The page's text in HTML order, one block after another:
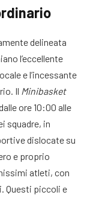
delineata
l’eccellente
e l’incessante
Il Minibasket
ore 10:00 alle
squadre, in
dislocate su
e proprio
atleti, con
Questi piccoli e